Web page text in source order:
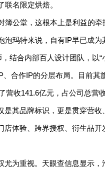
名限定烘焙。
公堂，这根本上是利益的牵
玛特来说，自有IP早已成为
结合内部百人设计团队，以
合作IP的分层布局。目前
营收141.6亿元，占公司总营
是其品牌标识，更是贯穿营
店体验、跨界授权、衍生品
尤为重视。天眼查信息显示